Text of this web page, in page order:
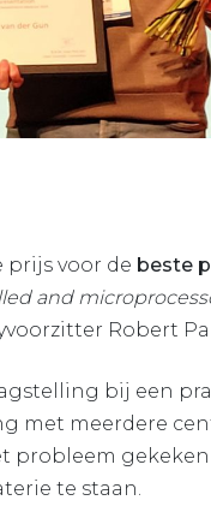
prijs voor de beste
and
Robert
bij een
met meerdere
gekeken
te staan.